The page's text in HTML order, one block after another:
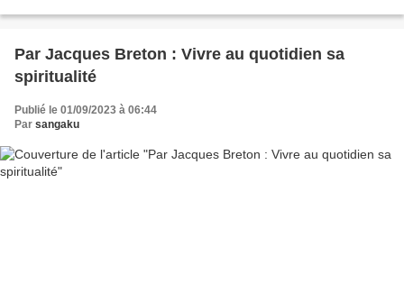
Par Jacques Breton : Vivre au quotidien sa
spiritualité
Publié le 01/09/2023 à 06:44
Par sangaku